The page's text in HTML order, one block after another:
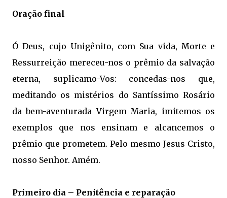
Oração final
Ó Deus, cujo Unigênito, com Sua vida, Morte e
Ressurreição mereceu-nos o prêmio da salvação
eterna, suplicamo-Vos: concedas-nos que,
meditando os mistérios do Santíssimo Rosário
da bem-aventurada Virgem Maria, imitemos os
exemplos que nos ensinam e alcancemos o
prêmio que prometem. Pelo mesmo Jesus Cristo,
nosso Senhor. Amém.
Primeiro dia – Penitência e reparação